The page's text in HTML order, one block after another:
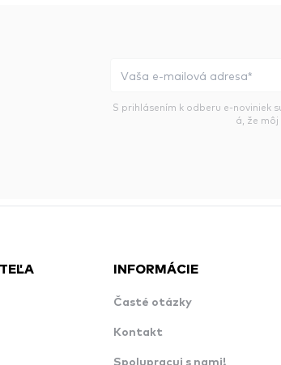
S prihlásením k odberu e-noviniek
á, že
INFORMÁCIE
Časté otázky
Kontakt
Spolupracuj s nami!